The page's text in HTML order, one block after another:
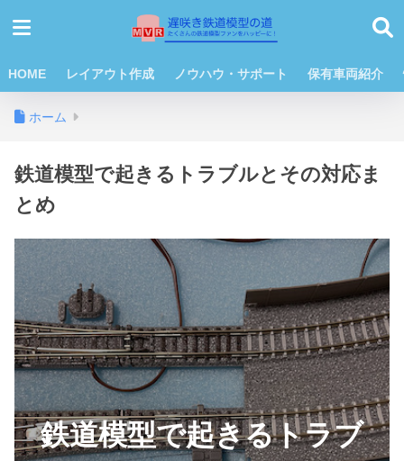
HOME レイアウト作成 ノウハウ・サポート 保有車両紹介
ホーム
鉄道模型で起きるトラブルとその対応ま
とめ
鉄道模型で起きるトラブ